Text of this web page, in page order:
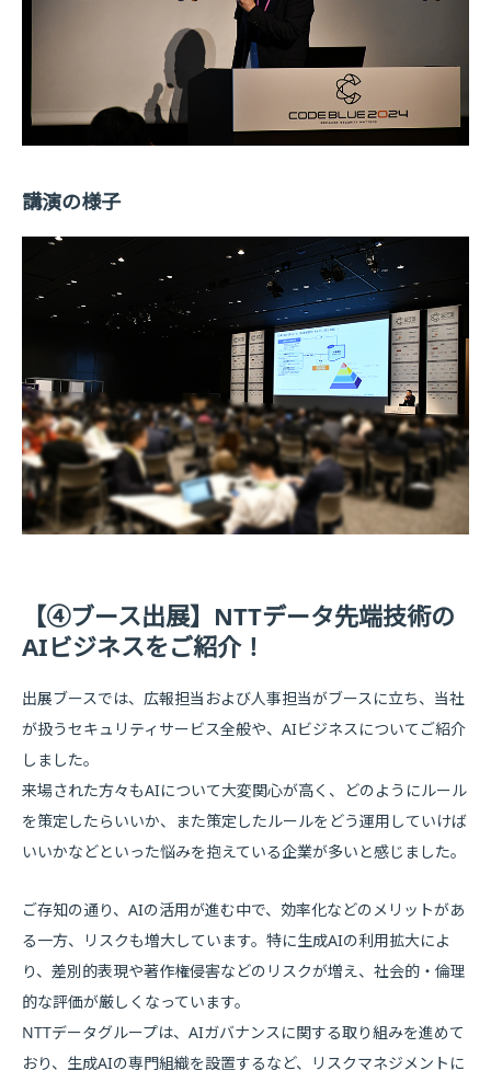
講演の様子
【④ブース出展】NTTデータ先端技術の
AIビジネスをご紹介！
出展ブースでは、広報担当および人事担当がブースに立ち、当社
が扱うセキュリティサービス全般や、AIビジネスについてご紹介
しました。
来場された方々もAIについて大変関心が高く、どのようにルール
を策定したらいいか、また策定したルールをどう運用していけば
いいかなどといった悩みを抱えている企業が多いと感じました。
ご存知の通り、AIの活用が進む中で、効率化などのメリットがあ
る一方、リスクも増大しています。特に生成AIの利用拡大によ
り、差別的表現や著作権侵害などのリスクが増え、社会的・倫理
的な評価が厳しくなっています。
NTTデータグループは、AIガバナンスに関する取り組みを進めて
おり、生成AIの専門組織を設置するなど、リスクマネジメントに